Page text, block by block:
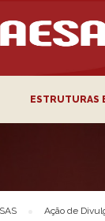
ESTRUTURAS
Ação de